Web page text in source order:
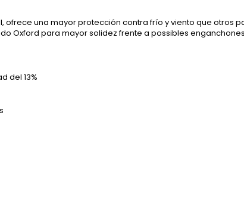
ofrece una mayor protección contra frío y viento que otros
Oxford para mayor solidez frente a possibles
del 13%